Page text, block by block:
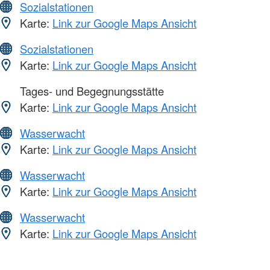
Sozialstationen
Karte: Link zur Google Maps Ansicht
Sozialstationen
Karte: Link zur Google Maps Ansicht
Tages- und Begegnungsstätte
Karte: Link zur Google Maps Ansicht
Wasserwacht
Karte: Link zur Google Maps Ansicht
Wasserwacht
Karte: Link zur Google Maps Ansicht
Wasserwacht
Karte: Link zur Google Maps Ansicht